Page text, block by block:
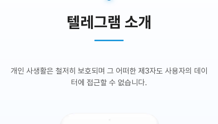
텔레그램 소개
개인 사생활은 철저히 보호되며 그 어떠한 제3자도 사용자의 데이
터에 접근할 수 없습니다.